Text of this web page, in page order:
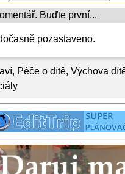
, Péče o dítě, Výchova
Buďte první...
pozastaveno.